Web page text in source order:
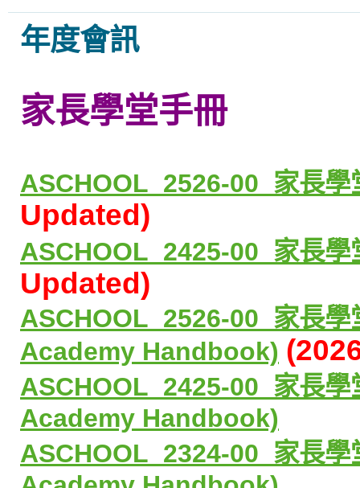
年度會訊
家長學堂手冊
ASCHOOL_2526-00_ 家長學
Updated)
ASCHOOL_2425-00_ 家長學
Updated)
ASCHOOL_2526-00_ 家長
Academy Handbook)
ASCHOOL_2425-00_ 家長
Academy Handbook)
ASCHOOL_2324-00_ 家長